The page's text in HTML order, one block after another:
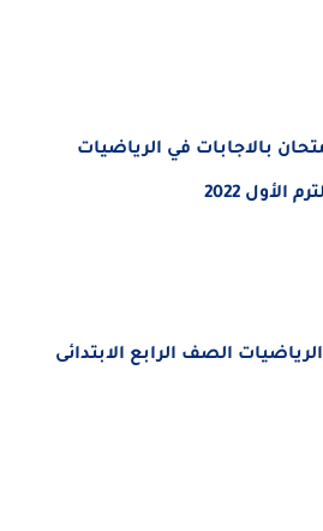
بالاجابات في الرياضيات
الأول 2022
الصف الرابع الابتدائى